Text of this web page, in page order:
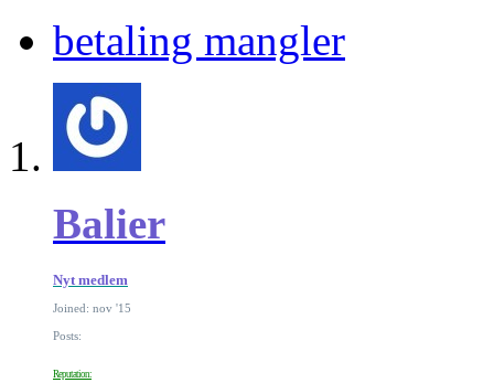
betaling mangler
Balier
Nyt medlem
Joined: nov '15
Posts:
Reputation: